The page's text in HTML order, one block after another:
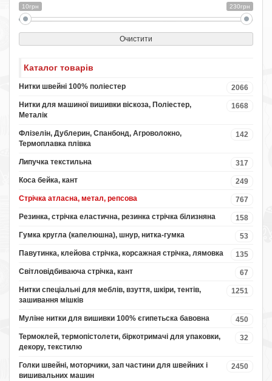
10грн 230грн
Очистити
Каталог товарів
2066
Нитки швейні 100% поліестер
1668
Нитки для машиної вишивки віскоза, Поліестер,
Металік
142
Флізелін, Дублерин, Спанбонд, Агроволокно,
Термоплавка плівка
317
Липучка текстильна
249
Коса бейка, кант
767
Стрічка атласна, метал, репсова
158
Резинка, стрічка еластична, резинка стрічка білизняна
53
Гумка кругла (капелюшна), шнур, нитка-гумка
135
Павутинка, клейова стрічка, корсажная стрічка, лямовка
67
Світловідбиваюча стрічка, кант
1251
Нитки спеціальні для меблів, взуття, шкіри, тентів,
зашивання мішків
450
Муліне нитки для вишивки 100% єгипетьска бавовна
32
Термоклей, термопістолети, біркотримачі для упаковки,
декору, текстилю
2450
Голки швейні, моторчики, зап частини для швейних і
вишивальних машин